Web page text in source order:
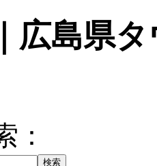
広島県
：